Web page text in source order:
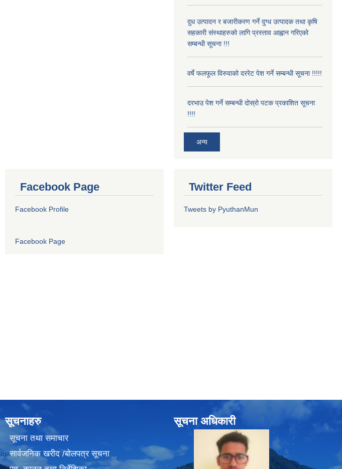
दुध उत्पादन र बजारीकरण गर्ने दुग्ध उत्पादक तथा कृषि
सहकारी संस्थाहरुको लागि प्रस्ताव आह्वान गरिएको
सम्बन्धी सूचना !!!
वर्षे फलफूल विरुवाको दररेट पेश गर्ने सम्बन्धी सूचना !!!!!
दरभाउ पेश गर्ने सम्बन्धी दोस्रो पटक प्रकाशित सूचना
!!!!
अन्य
Facebook Page
Facebook Profile
Facebook Page
Twitter Feed
Tweets by PyuthanMun
सूचनाहरु
सूचना तथा समाचार
सार्वजनिक खरीद /बोलपत्र सूचना
सूचना अधिकारी